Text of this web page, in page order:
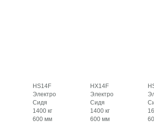
HS14F HX14F
Электро Электро
Сидя Сидя
1400 кг 1400 кг
600 мм 600 мм